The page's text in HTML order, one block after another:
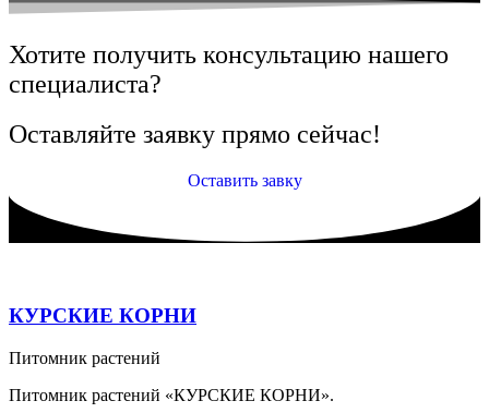
Хотите получить консультацию нашего
специалиста?
Оставляйте заявку прямо сейчас!
Оставить завку
КУРСКИЕ КОРНИ
Питомник растений
Питомник растений «КУРСКИЕ КОРНИ».